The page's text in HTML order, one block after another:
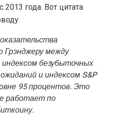
года. Вот цитата
Грэнджеру между
безубыточных
и индексом S&P
95 процентов. Это
работает по